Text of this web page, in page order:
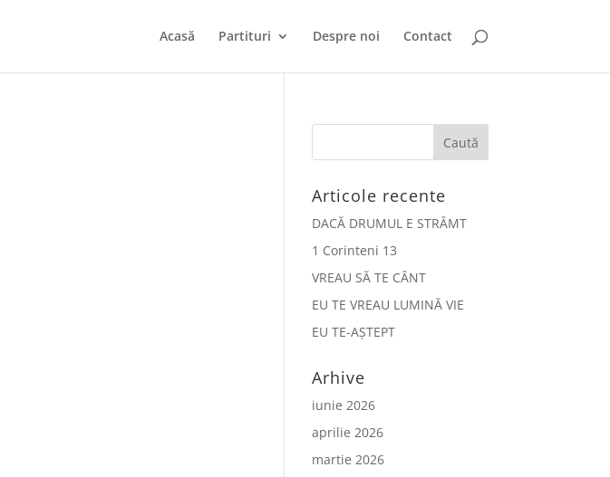
Acasă Partituri Despre noi Contact
Articole recente
DACĂ DRUMUL E STRÂMT
1 Corinteni 13
VREAU SĂ TE CÂNT
EU TE VREAU LUMINĂ VIE
EU TE-AȘTEPT
Arhive
iunie 2026
aprilie 2026
martie 2026